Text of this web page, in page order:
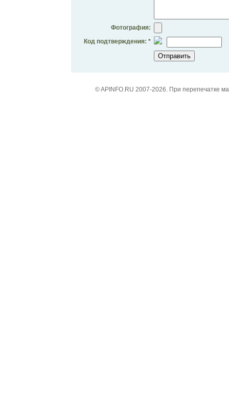
Фотография:
Код подтверждения: *
© APINFO.RU 2007-2026. При перепечатке